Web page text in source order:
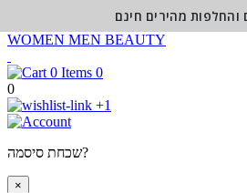
WOMEN MEN BEAUTY
0
0
+1
שכחת סיסמה?
×
והחלפות מהירים חינם